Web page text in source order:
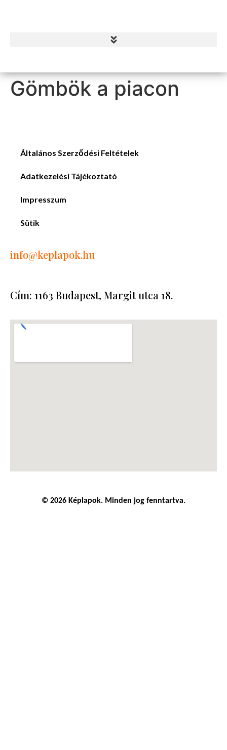
Gömbök a piacon
Általános Szerződési Feltételek
Adatkezelési Tájékoztató
Impresszum
Sütik
info@keplapok.hu
Cím: 1163 Budapest, Margit utca 18.
© 2026 Képlapok. Minden jog fenntartva.